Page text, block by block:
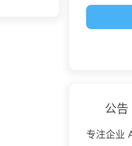
公告
专注企业